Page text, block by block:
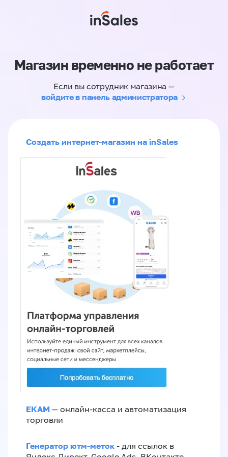
Магазин временно не работает
Если вы сотрудник магазина —
войдите в панель администратора
Создать интернет-магазин на inSales
ЕКАМ — онлайн-касса и автоматизация
торговли
Генератор ютм-меток - для ссылок в